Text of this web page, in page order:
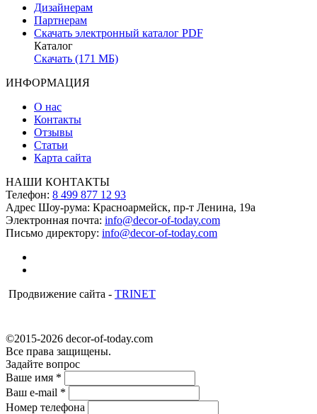
Дизайнерам
Партнерам
Скачать электронный каталог PDF
Каталог
Скачать (171 МБ)
ИНФОРМАЦИЯ
О нас
Контакты
Отзывы
Статьи
Карта сайта
НАШИ КОНТАКТЫ
Телефон: 8 499 877 12 93
Адрес Шоу-рума: Красноармейск, пр-т Ленина, 19а
Электронная почта: info@decor-of-today.com
Письмо директору: info@decor-of-today.com
Продвижение сайта - TRINET
©2015-2026 decor-of-today.com
Все права защищены.
Задайте вопрос
Ваше имя *
Ваш e-mail *
Номер телефона